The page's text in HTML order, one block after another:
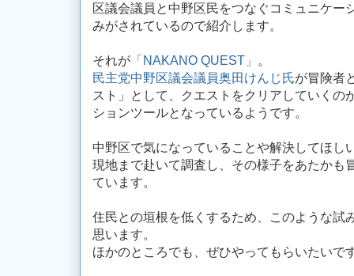
区議会議員と中野区民をつなぐコミュニケー
みがされているので紹介します。
それが 「NAKANO QUEST」
。
民主党中野区議会議員奥田けんじ氏が冒険者
スト」として、クエストをクリアしていくの
ションツールとなっているようです。
中野区で気になっていることや解決してほし
現地まで赴いて調査し、その様子をあたかも
ています。
住民との垣根を低くするため、このような試
思います。
ほかのところでも、ぜひやってもらいたいで